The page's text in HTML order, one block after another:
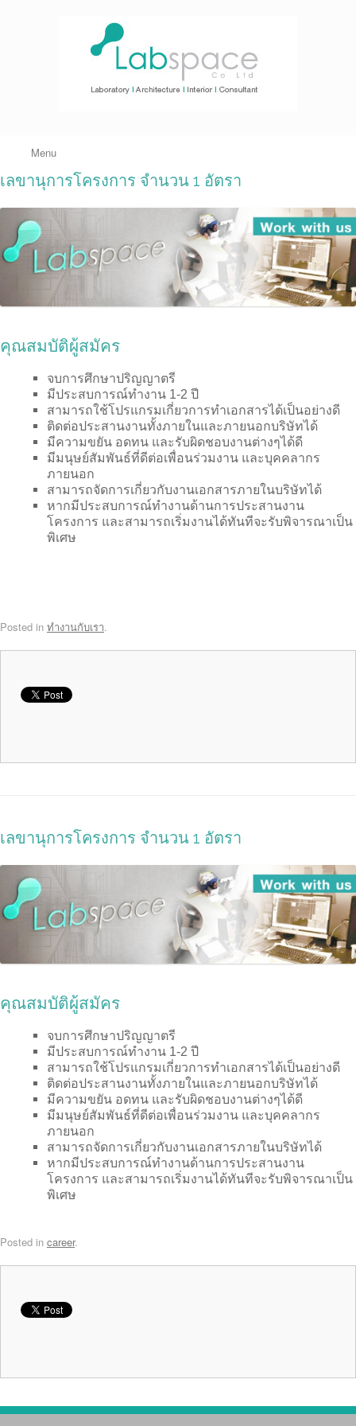
Menu
เลขานุการโครงการ จำนวน 1 อัตรา
คุณสมบัติผู้สมัคร
จบการศึกษาปริญญาตรี
มีประสบการณ์ทำงาน 1-2 ปี
สามารถใช้โปรแกรมเกี่ยวการทำเอกสารได้เป็นอย่างดี
ติดต่อประสานงานทั้งภายในและภายนอกบริษัทได้
มีความขยัน อดทน และรับผิดชอบงานต่างๆได้ดี
มีมนุษย์สัมพันธ์ที่ดีต่อเพื่อนร่วมงาน และบุคคลากร
ภายนอก
สามารถจัดการเกี่ยวกับงานเอกสารภายในบริษัทได้
หากมีประสบการณ์ทำงานด้านการประสานงาน
โครงการ และสามารถเริ่มงานได้ทันทีจะรับพิจารณาเป็น
พิเศษ
Posted in ทำงานกับเรา.
เลขานุการโครงการ จำนวน 1 อัตรา
คุณสมบัติผู้สมัคร
จบการศึกษาปริญญาตรี
มีประสบการณ์ทำงาน 1-2 ปี
สามารถใช้โปรแกรมเกี่ยวการทำเอกสารได้เป็นอย่างดี
ติดต่อประสานงานทั้งภายในและภายนอกบริษัทได้
มีความขยัน อดทน และรับผิดชอบงานต่างๆได้ดี
มีมนุษย์สัมพันธ์ที่ดีต่อเพื่อนร่วมงาน และบุคคลากร
ภายนอก
สามารถจัดการเกี่ยวกับงานเอกสารภายในบริษัทได้
หากมีประสบการณ์ทำงานด้านการประสานงาน
โครงการ และสามารถเริ่มงานได้ทันทีจะรับพิจารณาเป็น
พิเศษ
Posted in career.